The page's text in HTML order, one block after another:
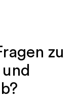
zu